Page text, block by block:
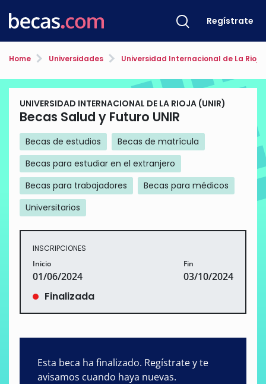
Regístrate
Home Universidades Universidad Internacional de La Rioja
UNIVERSIDAD INTERNACIONAL DE LA RIOJA (UNIR)
Becas Salud y Futuro UNIR
Becas de estudios
Becas de matrícula
Becas para estudiar en el extranjero
Becas para trabajadores
Becas para médicos
Universitarios
INSCRIPCIONES
Inicio
01/06/2024
Fin
03/10/2024
Finalizada
Esta beca ha finalizado. Regístrate y te
avisamos cuando haya nuevas.